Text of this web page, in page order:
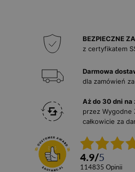
BEZPIECZNE
z certyfikatem
Darmowa
dla zamówień
Aż do 30 dni na
przez Wygodne
całkowicie za
4.9/5
114835 opinii